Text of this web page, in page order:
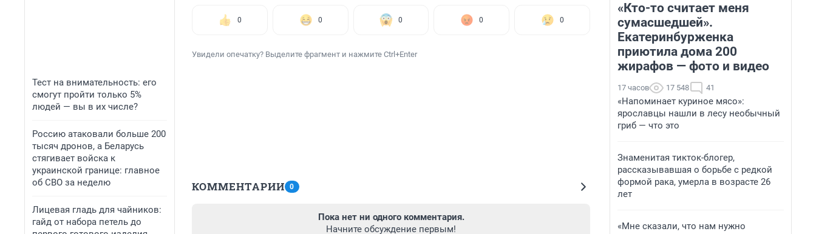
Тест на внимательность: его
смогут пройти только 5%
людей — вы в их числе?
Россию атаковали больше 200
тысяч дронов, а Беларусь
стягивает войска к
украинской границе: главное
об СВО за неделю
Лицевая гладь для чайников:
гайд от набора петель до
0 0 0 0 0
Увидели опечатку? Выделите фрагмент и нажмите Ctrl+Enter
КОММЕНТАРИИ 0
Пока нет ни одного комментария.
Начните обсуждение первым!
«Кто-то считает меня
сумасшедшей».
Екатеринбурженка
приютила дома 200
жирафов — фото и видео
17 часов 17 548 41
«Напоминает куриное мясо»:
ярославцы нашли в лесу необычный
гриб — что это
Знаменитая тикток-блогер,
рассказывавшая о борьбе с редкой
формой рака, умерла в возрасте 26
лет
«Мне сказали, что нам нужно